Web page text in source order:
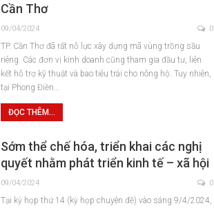
Cần Thơ
09/04/2024 0
TP. Cần Thơ đã rất nỗ lực xây dựng mã vùng trồng sầu
riêng. Các đơn vị kinh doanh cũng tham gia đầu tư, liên
kết hỗ trợ kỹ thuật và bao tiêu trái cho nông hộ. Tuy nhiên,
tại Phong Điền…
ĐỌC THÊM...
Sớm thể chế hóa, triển khai các nghị
quyết nhằm phát triển kinh tế – xã hội
09/04/2024 0
Tại kỳ họp thứ 14 (kỳ họp chuyên đề) vào sáng 9/4/2024,